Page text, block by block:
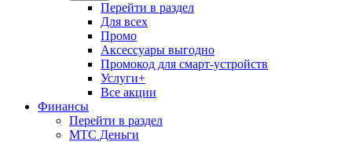
Перейти в раздел
Для всех
Промо
Аксессуары выгодно
Промокод для смарт-устройств
Услуги+
Все акции
Финансы
Перейти в раздел
МТС Деньги